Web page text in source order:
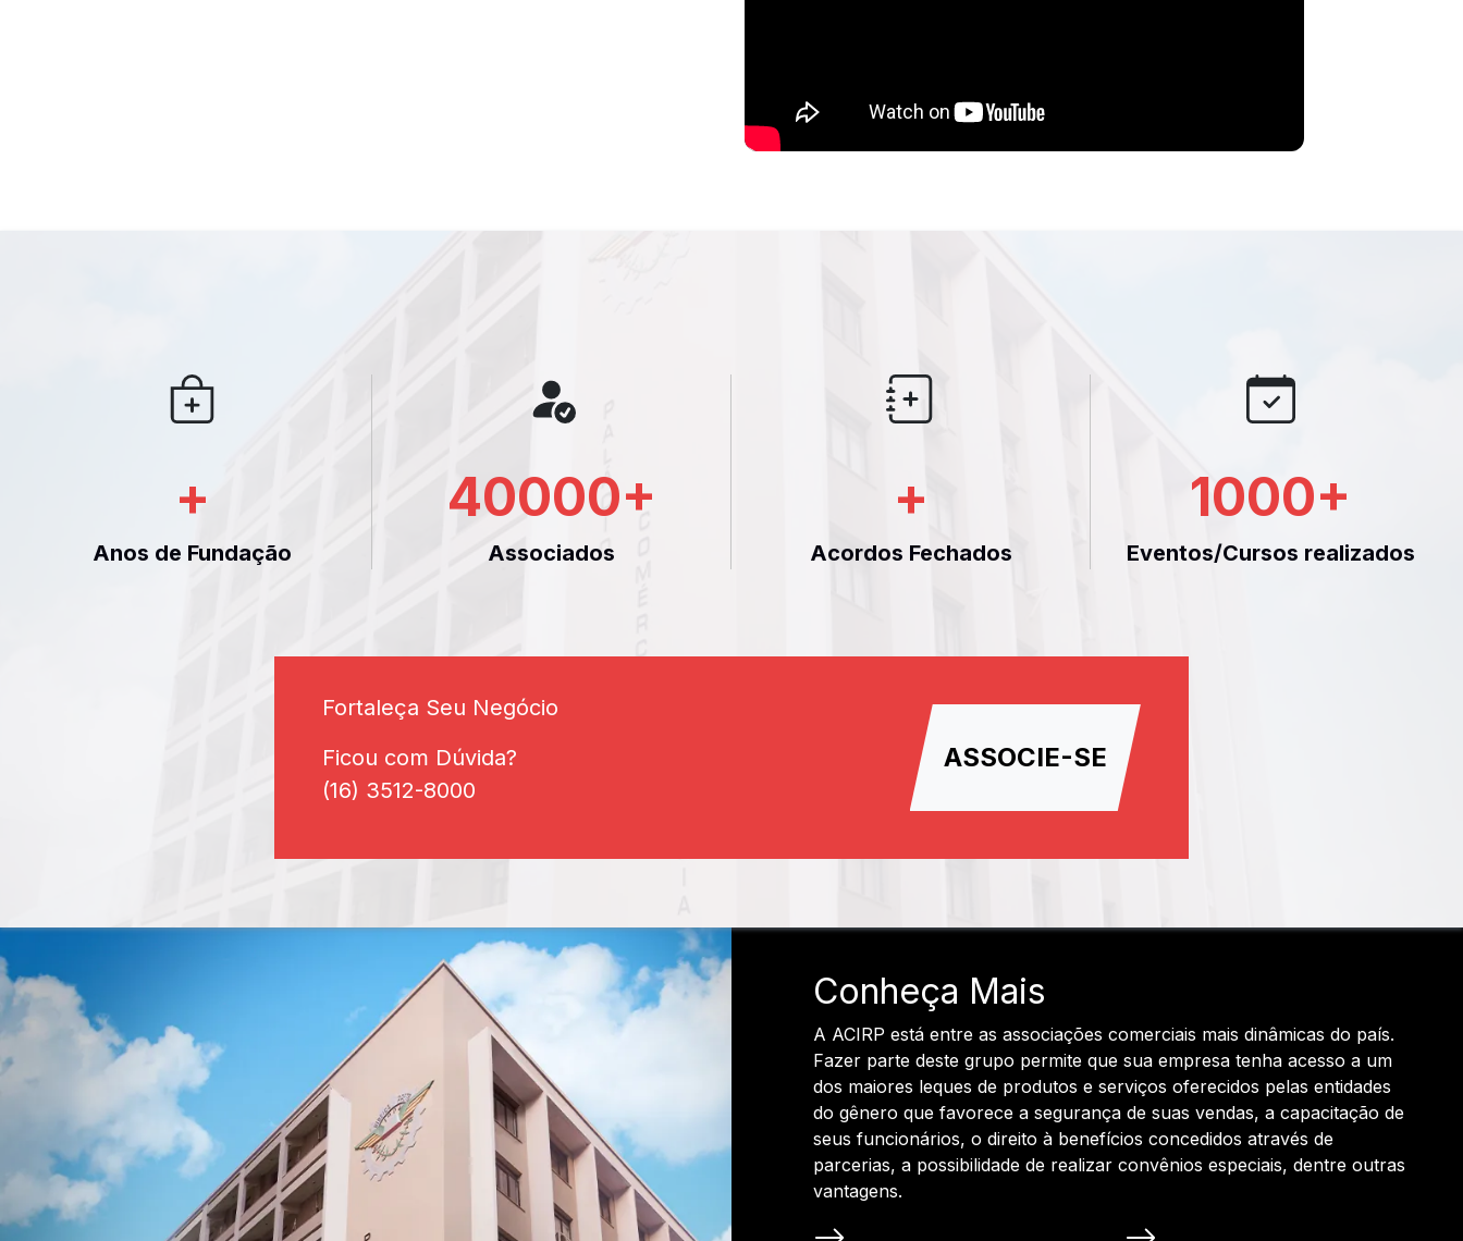
+
Anos de Fundação
40000+
Associados
+
Acordos Fechados
1000+
Eventos/Cursos realizados
Fortaleça Seu Negócio
Ficou com Dúvida?
(16) 3512-8000
ASSOCIE-SE
Conheça Mais
A ACIRP está entre as associações comerciais mais dinâmicas do país.
Fazer parte deste grupo permite que sua empresa tenha acesso a um
dos maiores leques de produtos e serviços oferecidos pelas entidades
do gênero que favorece a segurança de suas vendas, a capacitação de
seus funcionários, o direito à benefícios concedidos através de
parcerias, a possibilidade de realizar convênios especiais, dentre outras
vantagens.